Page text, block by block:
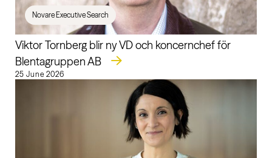
Novare Executive Search
Viktor Tornberg blir ny VD och koncernchef för
Blentagruppen AB
25 June 2026